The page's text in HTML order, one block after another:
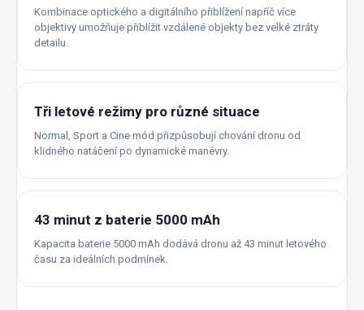
Kombinace optického a digitálního přiblížení napříč více
objektivy umožňuje přiblížit vzdálené objekty bez velké ztráty
detailu.
Tři letové režimy pro různé situace
Normal, Sport a Cine mód přizpůsobují chování dronu od
klidného natáčení po dynamické manévry.
43 minut z baterie 5000 mAh
Kapacita baterie 5000 mAh dodává dronu až 43 minut letového
času za ideálních podmínek.